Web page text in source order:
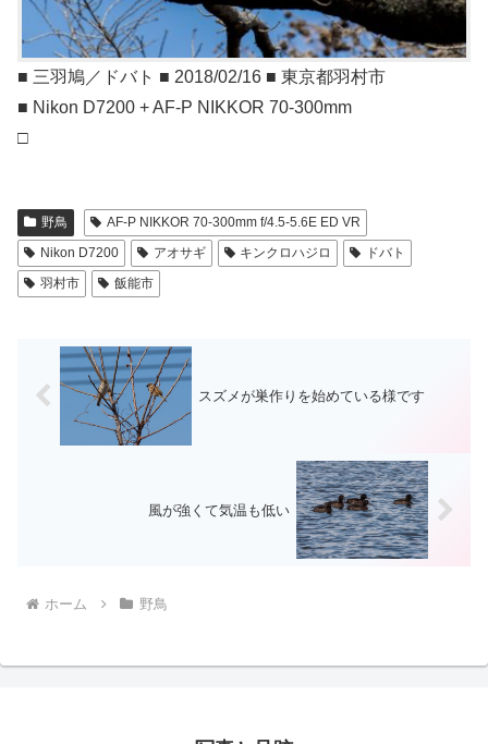
■ 三羽鳩／ドバト ■ 2018/02/16 ■ 東京都羽村市
■ Nikon D7200 + AF-P NIKKOR 70-300mm
□
野鳥
AF-P NIKKOR 70-300mm f/4.5-5.6E ED VR
Nikon D7200
アオサギ キンクロハジロ
ドバト
羽村市
飯能市
スズメが巣作りを始めている様です
風が強くて気温も低い
ホーム 野鳥